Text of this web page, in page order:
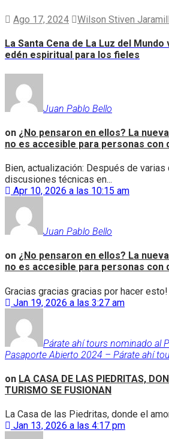
Ago 17, 2024 Wilson Stiven
La Santa Cena de La Luz del
edén espiritual para los fieles
Juan Pablo Bello
on ¿No pensaron en ellos? La
no es accesible para personas con
Bien, actualización: Después de
discusiones técnicas en...
Apr 10, 2026 a las 10:15 am
Juan Pablo Bello
on ¿No pensaron en ellos? La
no es accesible para personas con
Gracias gracias gracias por hacer
Jan 19, 2026 a las 3:27 am
Párate ahí tours nominado al
Pasaporte Abierto 2024 – Párate ahí
on LA CASA DE LAS PIEDRITAS,
TURISMO SE FUSIONAN
La Casa de las Piedritas, donde el
Jan 13, 2026 a las 4:17 pm